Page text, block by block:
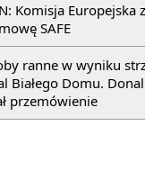
Komisja Europejska
SAFE
ranne w wyniku
Białego Domu.
przemówienie